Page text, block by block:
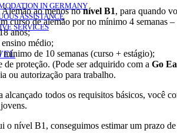
IN GERMANY
ASSISTANCE
SERVICES
Alemão ao menos nonível B1, para quando
curso de alemão por no mínimo 4 semanas
anos;
médio;
de 10 semanas (curso + estágio);
de proteção. (Pode ser adquirido com a Go
ou autorização para trabalho.
todos os requisitos básicos, você
o nível B1, conseguimos estimar um prazo